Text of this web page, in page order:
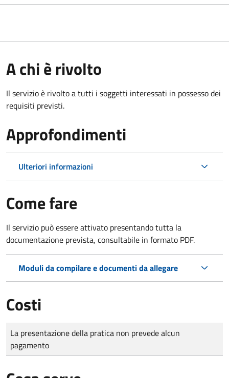
A chi è rivolto
Il servizio è rivolto a tutti i soggetti interessati in possesso dei
requisiti previsti.
Approfondimenti
Ulteriori informazioni
Come fare
Il servizio può essere attivato presentando tutta la
documentazione prevista, consultabile in formato PDF.
Moduli da compilare e documenti da allegare
Costi
Tipo di pagamento
Importo
La presentazione della pratica non prevede alcun
pagamento